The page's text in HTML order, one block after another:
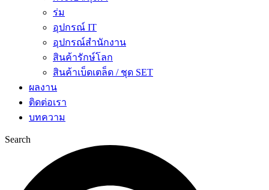
ร่ม
อุปกรณ์ IT
อุปกรณ์สำนักงาน
สินค้ารักษ์โลก
สินค้าเบ็ดเตล็ด / ชุด SET
ผลงาน
ติดต่อเรา
บทความ
Search